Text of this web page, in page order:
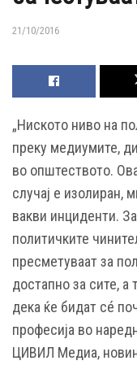
21/10/2016
„Ниското ниво на
преку медиумите,
во општеството.
случај е изолиран,
вакви инциденти.
политичките
пресметуваат за
достапно за сите,
дека ќе бидат сé
професија во
ЦИВИЛ Медиа,